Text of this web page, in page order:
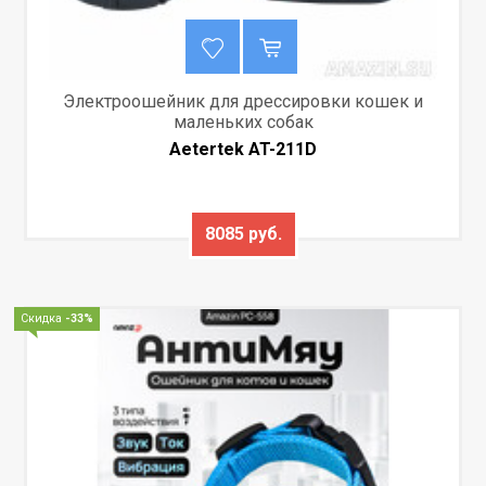
Электроошейник для дрессировки кошек и
маленьких собак
Aetertek AT-211D
8085 руб.
Скидка -33%